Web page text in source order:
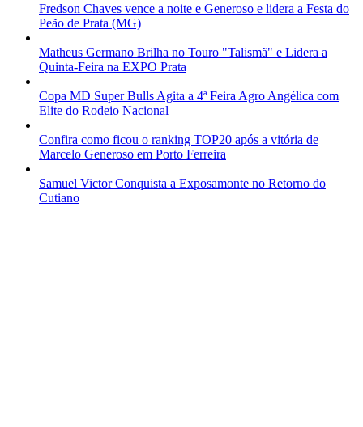
Fredson Chaves vence a noite e Generoso e lidera a Festa do
Peão de Prata (MG)
Matheus Germano Brilha no Touro "Talismã" e Lidera a
Quinta-Feira na EXPO Prata
Copa MD Super Bulls Agita a 4ª Feira Agro Angélica com
Elite do Rodeio Nacional
Confira como ficou o ranking TOP20 após a vitória de
Marcelo Generoso em Porto Ferreira
Samuel Victor Conquista a Exposamonte no Retorno do
Cutiano